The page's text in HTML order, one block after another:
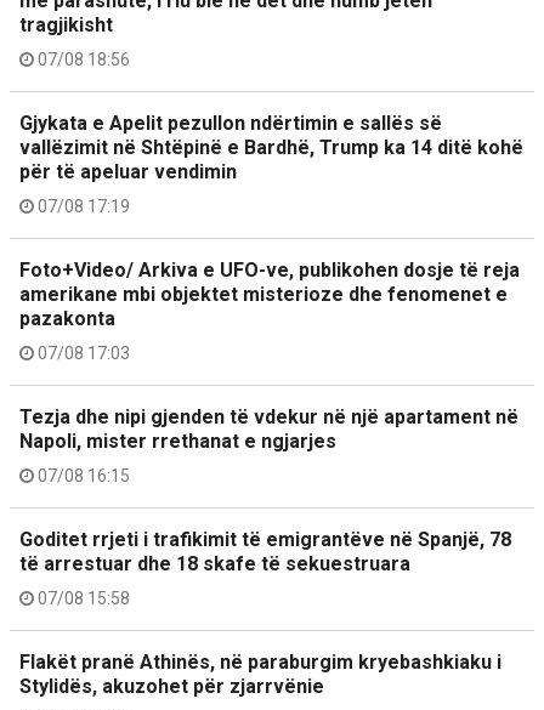
tragjikisht
07/08 18:56
Gjykata e Apelit pezullon ndërtimin e sallës së
vallëzimit në Shtëpinë e Bardhë, Trump ka 14 ditë kohë
për të apeluar vendimin
07/08 17:19
Foto+Video/ Arkiva e UFO-ve, publikohen dosje të reja
amerikane mbi objektet misterioze dhe fenomenet e
pazakonta
07/08 17:03
Tezja dhe nipi gjenden të vdekur në një apartament në
Napoli, mister rrethanat e ngjarjes
07/08 16:15
Goditet rrjeti i trafikimit të emigrantëve në Spanjë, 78
të arrestuar dhe 18 skafe të sekuestruara
07/08 15:58
Flakët pranë Athinës, në paraburgim kryebashkiaku i
Stylidës, akuzohet për zjarrvënie